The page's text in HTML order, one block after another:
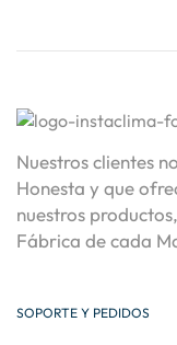
Nuestros clientes
Honesta y que
nuestros
Fábrica de cada
SOPORTE Y PEDIDOS